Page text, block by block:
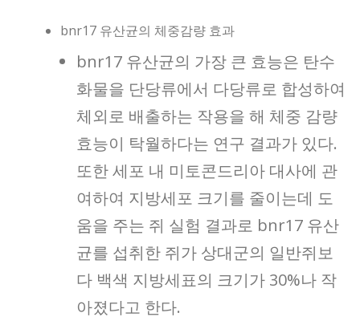
bnr17 유산균의 체중감량 효과
bnr17 유산균의 가장 큰 효능은 탄수
화물을 단당류에서 다당류로 합성하여
체외로 배출하는 작용을 해 체중 감량
효능이 탁월하다는 연구 결과가 있다.
또한 세포 내 미토콘드리아 대사에 관
여하여 지방세포 크기를 줄이는데 도
움을 주는 쥐 실험 결과로 bnr17 유산
균를 섭취한 쥐가 상대군의 일반쥐보
다 백색 지방세표의 크기가 30%나 작
아졌다고 한다.